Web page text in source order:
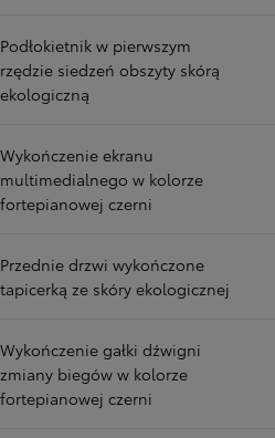
Podłokietnik w pierwszym
rzędzie siedzeń obszyty skórą
ekologiczną
Wykończenie ekranu
multimedialnego w kolorze
fortepianowej czerni
Przednie drzwi wykończone
tapicerką ze skóry ekologicznej
Wykończenie gałki dźwigni
zmiany biegów w kolorze
fortepianowej czerni